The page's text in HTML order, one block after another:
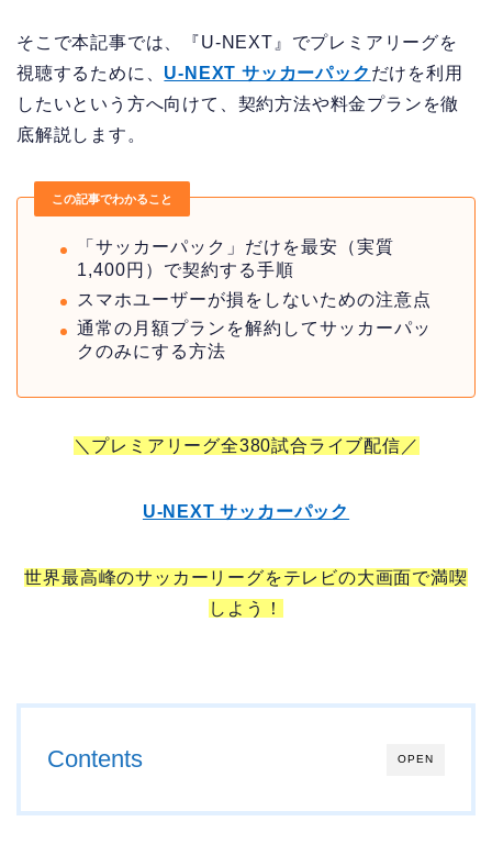
そこで本記事では、『U-NEXT』でプレミアリーグを
視聴するために、 U-NEXT サッカーパック だけを利用
したいという方へ向けて、契約方法や料金プランを徹
底解説します。
この記事でわかること
「サッカーパック」だけを最安（実質
1,400円）で契約する手順
スマホユーザーが損をしないための注意点
通常の月額プランを解約してサッカーパッ
クのみにする方法
＼プレミアリーグ全380試合ライブ配信／
U-NEXT サッカーパック
世界最高峰のサッカーリーグをテレビの大画面で満喫
しよう！
OPEN
Contents